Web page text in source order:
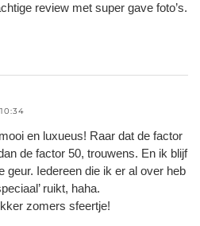
review met super gave foto’s.
en luxueus! Raar dat de factor
de factor 50, trouwens. En ik blijf
geur. Iedereen die ik er al over heb
ruikt, haha.
zomers sfeertje!